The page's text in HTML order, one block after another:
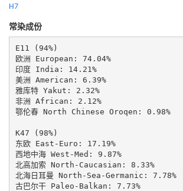
H7
常染成份
E11 (94%)
欧洲 European: 74.04%
印度 India: 14.21%
美洲 American: 6.39%
雅库特 Yakut: 2.32%
非洲 African: 2.12%
鄂伦春 North Chinese Oroqen: 0.98%
K47 (98%)
东欧 East-Euro: 17.19%
西地中海 West-Med: 9.87%
北高加索 North-Caucasian: 8.33%
北海日耳曼 North-Sea-Germanic: 7.78%
古巴尔干 Paleo-Balkan: 7.73%